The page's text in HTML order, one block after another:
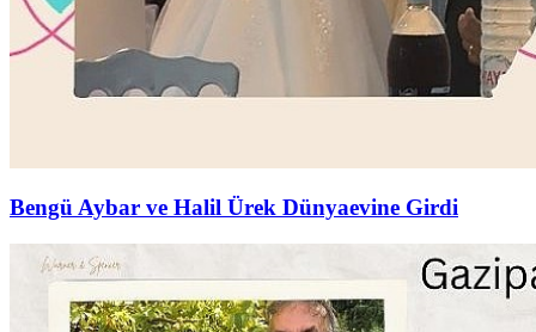
Bengü Aybar ve Halil Ürek Dünyaevine Girdi